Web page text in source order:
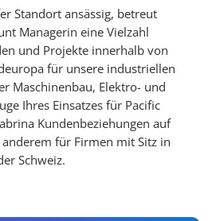
Standort ansässig, betreut
Managerin eine Vielzahl
und Projekte innerhalb von
für unsere industriellen
Maschinenbau, Elektro- und
Ihres Einsatzes für Pacific
Kundenbeziehungen auf
für Firmen mit Sitz in
Schweiz.